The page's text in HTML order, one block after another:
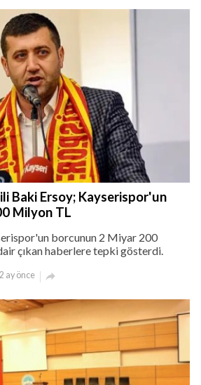
Baki Ersoy; Kayserispor'un
Milyon TL
borcunun 2 Miyar 200
çıkan haberlere tepki gösterdi.
2 ay önce 